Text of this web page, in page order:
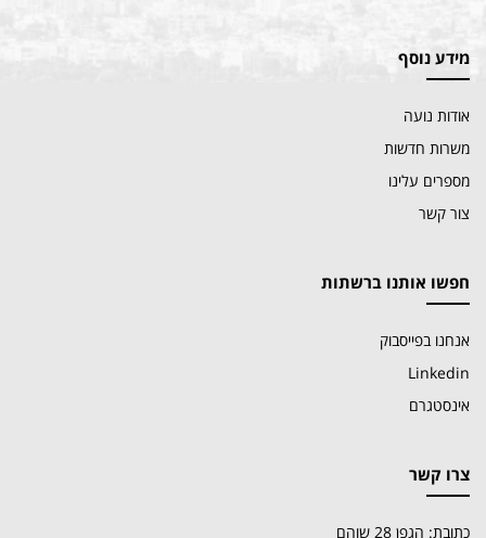
מידע נוסף
אודות נועה
משרות חדשות
מספרים עלינו
צור קשר
חפשו אותנו ברשתות
אנחנו בפייסבוק
Linkedin
אינסטגרם
צרו קשר
כתובת: הגפן 28 שוהם